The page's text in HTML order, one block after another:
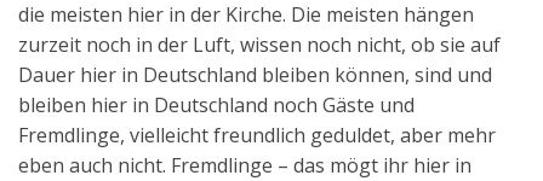
die meisten hier in der Kirche. Die meisten hängen
zurzeit noch in der Luft, wissen noch nicht, ob sie auf
Dauer hier in Deutschland bleiben können, sind und
bleiben hier in Deutschland noch Gäste und
Fremdlinge, vielleicht freundlich geduldet, aber mehr
eben auch nicht. Fremdlinge – das mögt ihr hier in